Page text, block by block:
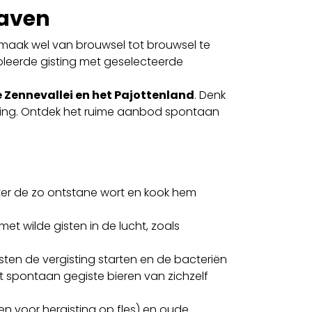
wel van brouwsel tot brouwsel te
gisting met geselecteerde
en het Pajottenland. Denk
Ontdek het ruime aanbod spontaan
de zo ontstane wort en kook hem
wilde gisten in de lucht, zoals
de vergisting starten en de bacteriën
spontaan gegiste bieren van zichzelf